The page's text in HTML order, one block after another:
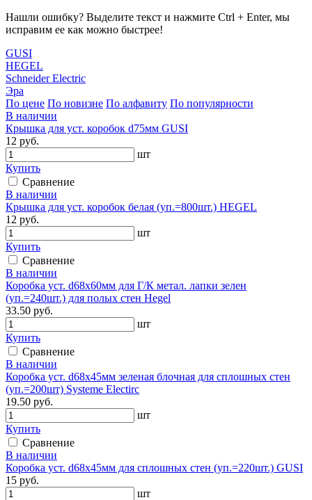
Нашли ошибку? Выделите текст и нажмите Ctrl + Enter, мы
исправим ее как можно быстрее!
GUSI
HEGEL
Schneider Electric
Эра
По цене По новизне По алфавиту По популярности
В наличии
Крышка для уст. коробок d75мм GUSI
12 руб.
шт
Купить
Сравнение
В наличии
Крышка для уст. коробок белая (уп.=800шт.) HEGEL
12 руб.
шт
Купить
Сравнение
В наличии
Коробка уст. d68х60мм для Г/К метал. лапки зелен
(уп.=240шт.) для полых стен Hegel
33.50 руб.
шт
Купить
Сравнение
В наличии
Коробка уст. d68х45мм зеленая блочная для сплошных стен
(уп.=200шт) Systeme Electirc
19.50 руб.
шт
Купить
Сравнение
В наличии
Коробка уст. d68х45мм для сплошных стен (уп.=220шт.) GUSI
15 руб.
шт